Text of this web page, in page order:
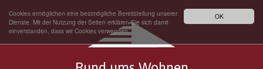
OK
Cookies ermöglichen eine bestmögliche Bereitstellung unserer
Dienste. Mit der Nutzung der Seiten erklären Sie sich damit
einverstanden, dass wir Cookies verwenden.